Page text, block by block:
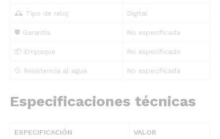
🕰️ Tipo de reloj Digital
🛡️ Garantía No especificada
📦 Empaque No especificado
💦 Resistencia al agua No especificada
Especificaciones técnicas
ESPECIFICACIÓN VALOR